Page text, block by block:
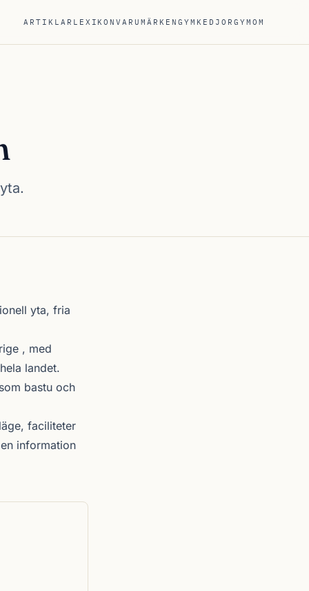
ARTIKLAR LEXIKONVARUMÄRKENGYMKEDJORGYMOM
yta, fria
, med
landet.
bastu och
faciliteter
information